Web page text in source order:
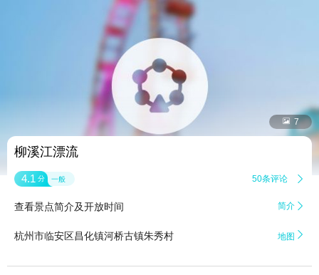
 7
柳溪江漂流
4.1 分 一般 50条评论 
查看景点简介及开放时间 简介 
杭州市临安区昌化镇河桥古镇朱秀村 地图 